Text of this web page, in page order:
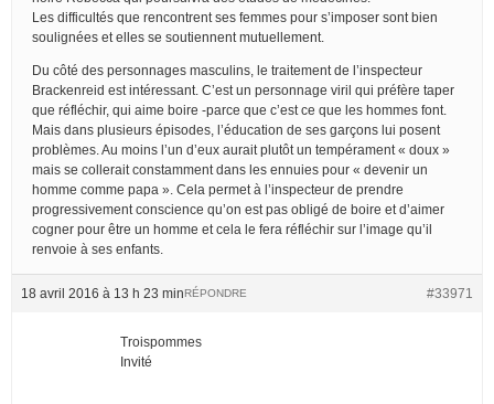
Les difficultés que rencontrent ses femmes pour s’imposer sont bien
soulignées et elles se soutiennent mutuellement.
Du côté des personnages masculins, le traitement de l’inspecteur
Brackenreid est intéressant. C’est un personnage viril qui préfère taper
que réfléchir, qui aime boire -parce que c’est ce que les hommes font.
Mais dans plusieurs épisodes, l’éducation de ses garçons lui posent
problèmes. Au moins l’un d’eux aurait plutôt un tempérament « doux »
mais se collerait constamment dans les ennuies pour « devenir un
homme comme papa ». Cela permet à l’inspecteur de prendre
progressivement conscience qu’on est pas obligé de boire et d’aimer
cogner pour être un homme et cela le fera réfléchir sur l’image qu’il
renvoie à ses enfants.
18 avril 2016 à 13 h 23 min #33971
RÉPONDRE
Troispommes
Invité